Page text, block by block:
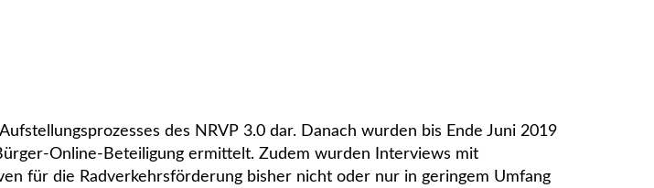
des NRVP 3.0 dar. Danach wurden bis Ende Juni 2019
Online-Beteiligung ermittelt. Zudem wurden Interviews mit
für die Radverkehrsförderung bisher nicht oder nur in geringem Umfang